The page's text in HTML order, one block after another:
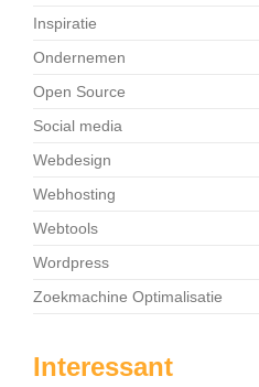
Inspiratie
Ondernemen
Open Source
Social media
Webdesign
Webhosting
Webtools
Wordpress
Zoekmachine Optimalisatie
Interessant